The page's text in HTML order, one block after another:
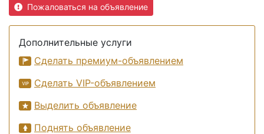
Пожаловаться на объявление
Дополнительные услуги
Сделать премиум-объявлением
Сделать VIP-объявлением
Выделить объявление
Поднять объявление